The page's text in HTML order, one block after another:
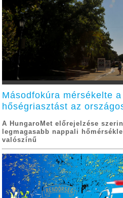
Másodfokúra mérsékelte
hőségriasztást az
A HungaroMet előrejelzése
legmagasabb nappali
valószínű